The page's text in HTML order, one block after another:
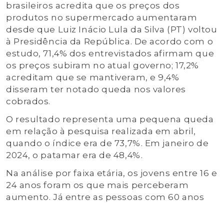
brasileiros acredita que os preços dos
produtos no supermercado aumentaram
desde que Luiz Inácio Lula da Silva (PT) voltou
à Presidência da República. De acordo com o
estudo, 71,4% dos entrevistados afirmam que
os preços subiram no atual governo; 17,2%
acreditam que se mantiveram, e 9,4%
disseram ter notado queda nos valores
cobrados.
O resultado representa uma pequena queda
em relação à pesquisa realizada em abril,
quando o índice era de 73,7%. Em janeiro de
2024, o patamar era de 48,4%.
Na análise por faixa etária, os jovens entre 16 e
24 anos foram os que mais perceberam
aumento. Já entre as pessoas com 60 anos